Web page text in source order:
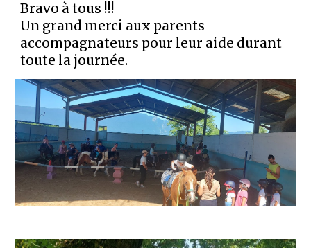
Bravo à tous !!!
Un grand merci aux parents
accompagnateurs pour leur aide durant
toute la journée.